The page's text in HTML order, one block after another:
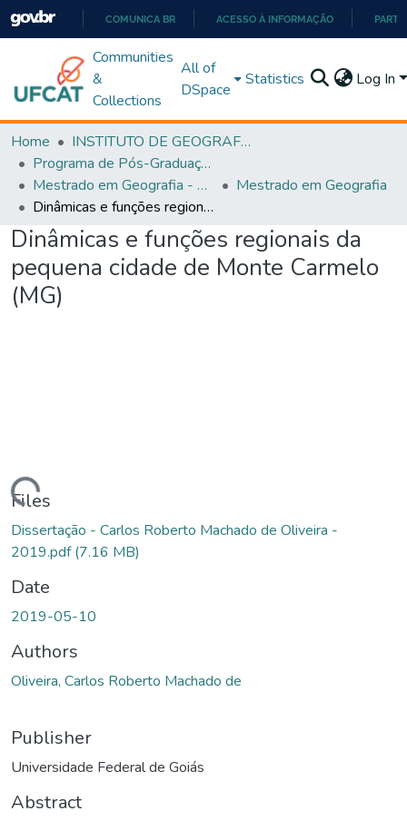
PARA
O
COMUNICA BR ACESSO À INFORMAÇÃO
Communities
&
Collections
All of
DSpace
Statistics Log In
Home
INSTITUTO DE GEOGRAFIA
Programa de Pós-Graduação em Geografia - PPGGEO
Mestrado em Geografia - PPGGEO
Mestrado em Geografia
Dinâmicas e funções regionais da pequena cidade de Monte Carmelo (MG)
Dinâmicas e funções regionais da
pequena cidade de Monte Carmelo
(MG)
Files
Dissertação - Carlos Roberto Machado de Oliveira -
2019.pdf(7.16 MB)
Date
2019-05-10
Authors
Oliveira, Carlos Roberto Machado de
Publisher
Universidade Federal de Goiás
Abstract